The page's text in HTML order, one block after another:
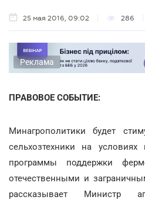
25 мая 2016, 09:02 286
Реклама
ПРАВОВОЕ СОБЫТИЕ:
Минагрополитики будет
сельхозтехники на
программы поддержки
отечественными и
рассказывает Министр